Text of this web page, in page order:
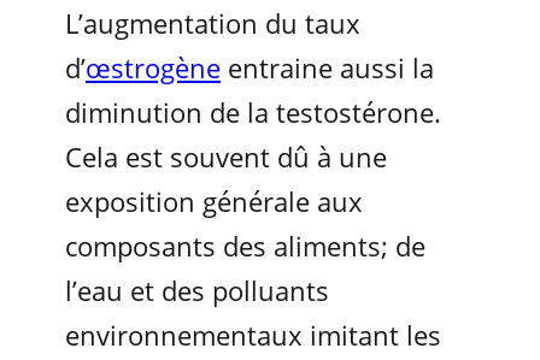
L’augmentation du taux
d’œstrogène entraine aussi la
diminution de la testostérone.
Cela est souvent dû à une
exposition générale aux
composants des aliments; de
l’eau et des polluants
environnementaux imitant les